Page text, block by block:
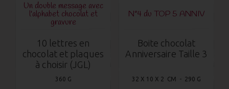
Un double message avec
l'alphabet chocolat et
gravure
10 lettres en
chocolat et plaques
à choisir (JGL)
360 G
N°4 du TOP 5 ANNIV
Boite chocolat
Anniversaire Taille 3
32 X 10 X 2 CM - 290 G